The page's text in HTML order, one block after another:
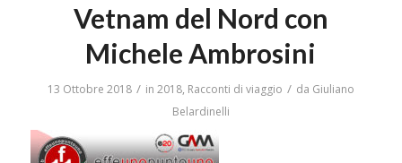
Vetnam del Nord con
Michele Ambrosini
13 Ottobre 2018 / in 2018, Racconti di viaggio / da Giuliano
Belardinelli